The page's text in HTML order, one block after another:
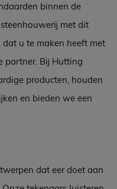
binnen de
met dit
u te maken heeft met
partner. Bij Hutting
producten, houden
en bieden we een
dat eer doet aan